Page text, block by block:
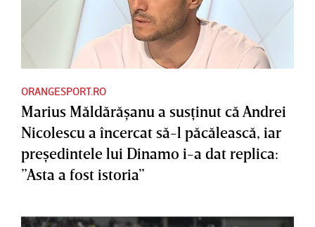
ORANGESPORT.RO
Marius Măldărăşanu a susţinut că Andrei
Nicolescu a încercat să-l păcălească, iar
preşedintele lui Dinamo i-a dat replica:
”Asta a fost istoria”